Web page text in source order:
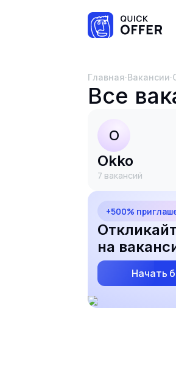
Главная·Вакансии·
Все
O
Okko
7 вакансий
+500%
на
Начать